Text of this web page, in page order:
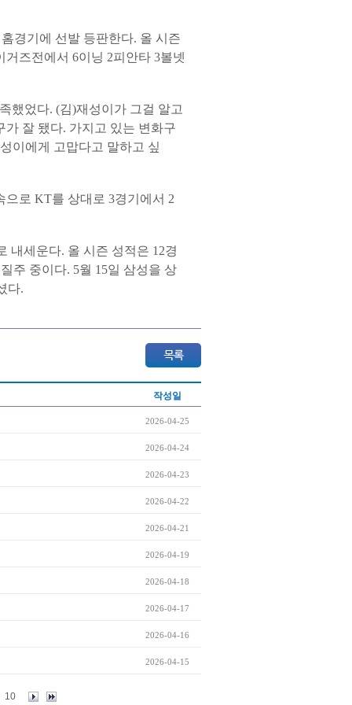
경기에 선발 등판한다. 올 시즌
즈전에서 6이닝 2피안타 3볼넷
했었다. (김)재성이가 그걸 알고
잘 됐다. 가지고 있는 변화구
이에게 고맙다고 말하고 싶
로 KT를 상대로 3경기에서 2
내세운다. 올 시즌 성적은 12경
주 중이다. 5월 15일 삼성을 상
다.
작성일
2026-04-25
2026-04-24
2026-04-23
2026-04-22
2026-04-21
2026-04-19
2026-04-18
2026-04-17
2026-04-16
2026-04-15
10